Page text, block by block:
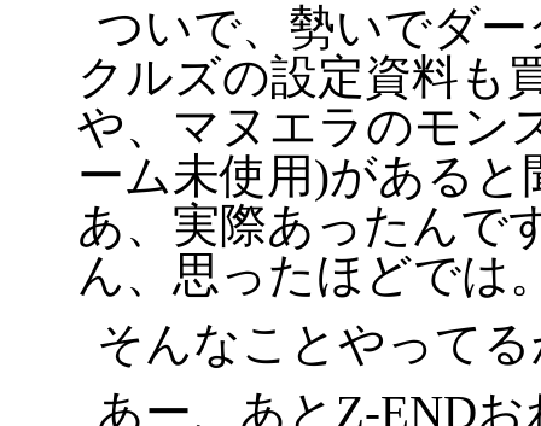
ついで、勢いでダ
クルズの設定資料も
や、マヌエラのモン
ーム未使用)がある
あ、実際あったんで
ん、思ったほどでは
そんなことやって
あー、あとZ-END